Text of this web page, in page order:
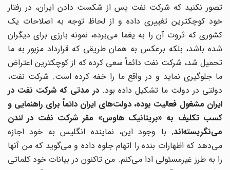
تصور نکنید که شرکت نفت پس از شکست دادن ایران، در رفتار
خود کوچکترین تغییری داده و از لحاظ توجه به اصلاحات یک
کشوری که ثروت آن را به یغما می‌برده، نمونه بارزی برای دیگران
شده باشد، بلکه برعکس به همان طریقی که قرارداد مزبور به ما
تحمیل شد، شرکت نفت دائماً سعی کرده که از کوچکترین اعتراض
ما جلوگیری نماید و در واقع ما را خفه کرده است. شرکت نفت،
دولتی در دولت ما تشکیل داده بود.در مدتی که شرکت نفت در
ایران مشغول فعالیت بوده، دولت‌های ایران دائماً برای راهنمایی و
کسب تکلیف به «بریتانیک هاوس» مقر شرکت نفت در لندن
می‌نگریسته‌اند.با وجود این، نماینده انگلیس به خود اجازه
می‌دهد که اظهارات بنده را اتهام جلوه داده و می‌گوید که من آنها
را به طرز غیرمسئولی ادا می‌کنم. من تاکنون در بیانات خود کلماتی